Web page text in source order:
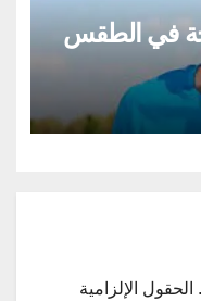
في الطقس
الحقول الإلزامية